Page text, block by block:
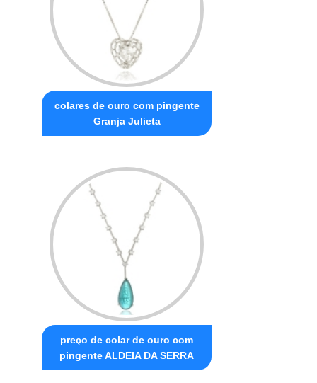
colares de ouro com pingente
Granja Julieta
preço de colar de ouro com
pingente ALDEIA DA SERRA